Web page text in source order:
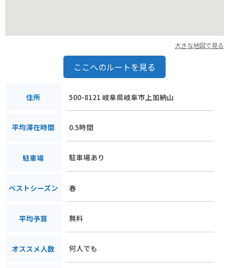
大きな地図で見る
ここへのルートを見る
住所 500-8121 岐阜県岐阜市上加納山
平均滞在時間 0.5時間
駐車場 駐車場あり
ベストシーズン 春
平均予算 無料
オススメ人数 何人でも